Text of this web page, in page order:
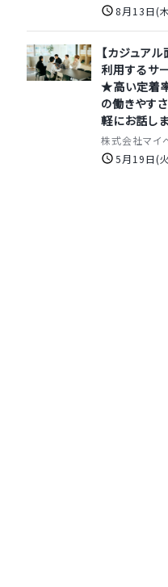
8月13日(
【カジュア
利用するサ
★高い定着
の働きやす
軽にお話し
株式会社マイ
5月19日(